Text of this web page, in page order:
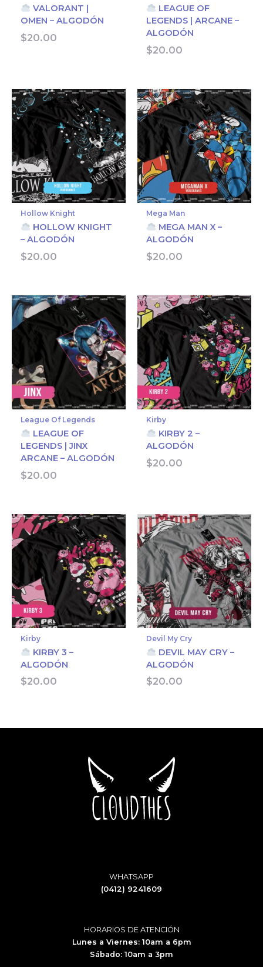
VALORANT |
OMEN – ALGODÓN
$20.00
LEAGUE OF
LEGENDS | ARCANE –
ALGODÓN
$20.00
Hollow Knight
HOLLOW KNIGHT
– ALGODÓN
$20.00
Mega Man
MEGA MAN X –
ALGODÓN
$20.00
League Of Legends
LEAGUE OF
LEGENDS | JINX
ARCANE – ALGODÓN
$20.00
Kirby
KIRBY 2 –
ALGODÓN
$20.00
Kirby
KIRBY 3 –
ALGODÓN
$20.00
Devil My Cry
DEVIL MAY CRY –
ALGODÓN
$20.00
WHATSAPP
(0412) 9241609
HORARIOS DE ATENCIÓN
Lunes a Viernes: 10am a 6pm
Sábado: 10am a 3pm